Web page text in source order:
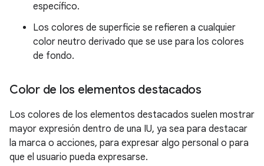
específico.
Los colores de superficie se refieren a cualquier
color neutro derivado que se use para los colores
de fondo.
Color de los elementos destacados
Los colores de los elementos destacados suelen mostrar
mayor expresión dentro de una IU, ya sea para destacar
la marca o acciones, para expresar algo personal o para
que el usuario pueda expresarse.